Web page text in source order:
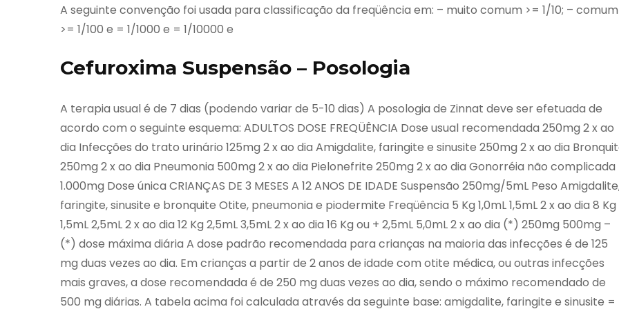
A seguinte convenção foi usada para classificação da freqüência em: – muito comum >= 1/10; – comum
>= 1/100 e = 1/1000 e = 1/10000 e
Cefuroxima Suspensão – Posologia
A terapia usual é de 7 dias (podendo variar de 5-10 dias) A posologia de Zinnat deve ser efetuada de
acordo com o seguinte esquema: ADULTOS DOSE FREQÜÊNCIA Dose usual recomendada 250mg 2 x ao
dia Infecções do trato urinário 125mg 2 x ao dia Amigdalite, faringite e sinusite 250mg 2 x ao dia
250mg 2 x ao dia Pneumonia 500mg 2 x ao dia Pielonefrite 250mg 2 x ao dia Gonorréia não complicada
1.000mg Dose única CRIANÇAS DE 3 MESES A 12 ANOS DE IDADE Suspensão 250mg/5mL Peso
faringite, sinusite e bronquite Otite, pneumonia e piodermite Freqüência 5 Kg 1,0mL 1,5mL 2 x ao dia 8 Kg
1,5mL 2,5mL 2 x ao dia 12 Kg 2,5mL 3,5mL 2 x ao dia 16 Kg ou + 2,5mL 5,0mL 2 x ao dia (*) 250mg 500mg –
(*) dose máxima diária A dose padrão recomendada para crianças na maioria das infecções é de 125
mg duas vezes ao dia. Em crianças a partir de 2 anos de idade com otite médica, ou outras infecções
mais graves, a dose recomendada é de 250 mg duas vezes ao dia, sendo o máximo recomendado de
500 mg diárias. A tabela acima foi calculada através da seguinte base: amigdalite, faringite e sinusite =